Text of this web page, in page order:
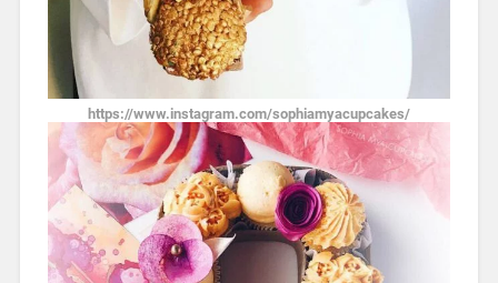
https://www.instagram.com/sophiamyacupcakes/